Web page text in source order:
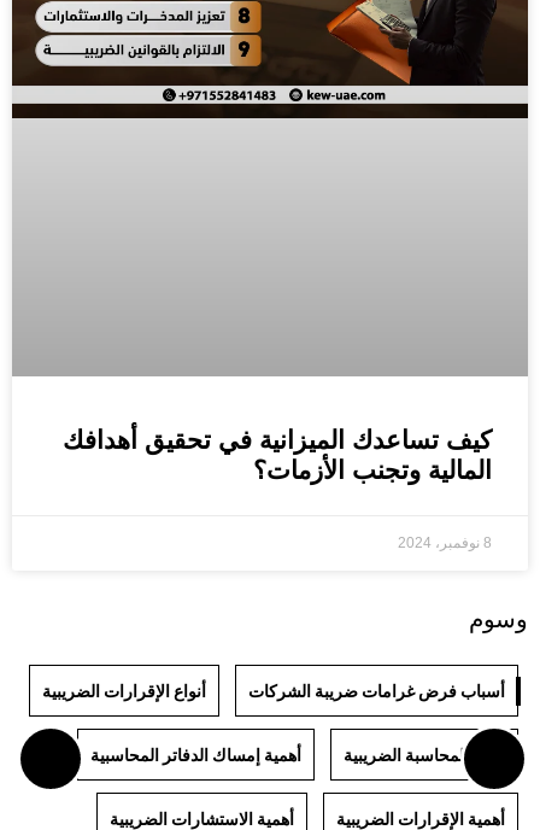
كيف تساعدك الميزانية في تحقيق أهدافك
المالية وتجنب الأزمات؟
8 نوفمبر، 2024
وسوم
أسباب فرض غرامات ضريبة الشركات أنواع الإقرارات الضريبية
أنواع المحاسبة الضريبية أهمية إمساك الدفاتر المحاسبية
أهمية الإقرارات الضريبية أهمية الاستشارات الضريبية